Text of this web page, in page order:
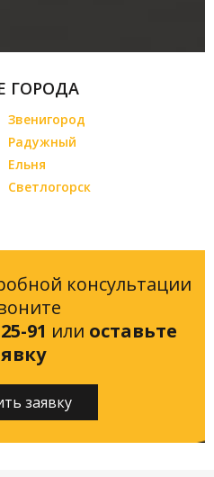
ГОРОДА
Звенигород
Радужный
Ельня
Светлогорск
консультации
91 или оставьте
заявку